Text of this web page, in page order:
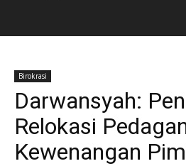
Birokrasi
Darwansyah:
Relokasi
Kewenangan